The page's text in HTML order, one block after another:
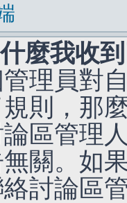
麼我收
理員對
規則，那
區管理
關。如
討論區管